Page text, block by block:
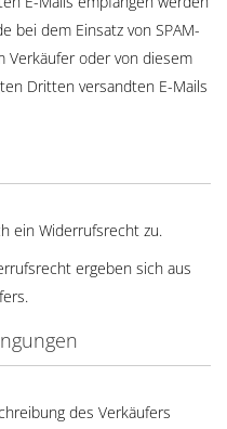
bei dem Einsatz von SPAM-
Verkäufer oder von diesem
Dritten versandten E-Mails
ein Widerrufsrecht zu.
ergeben sich aus
des Verkäufers